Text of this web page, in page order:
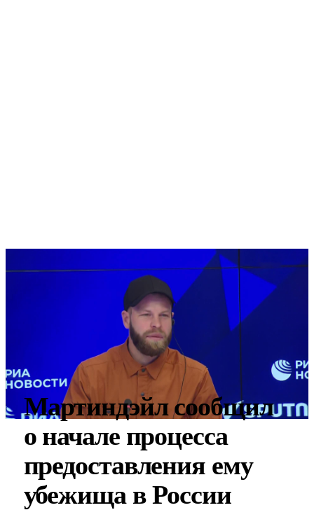
Мартиндэйл сообщил
о начале процесса
предоставления ему
убежища в России